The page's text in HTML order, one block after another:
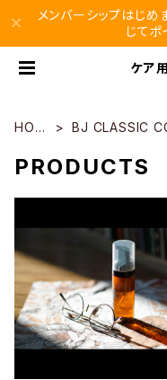
メンバーシップはじめ
じてポ
ケア
HOM
BJ CLASSIC
PRODUCTS